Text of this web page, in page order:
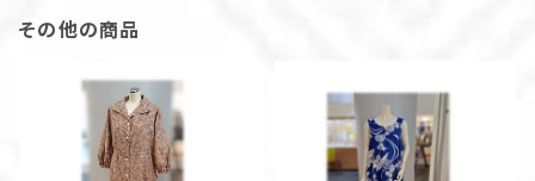
その他の商品